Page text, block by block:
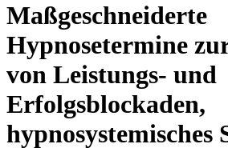
Maßgeschneiderte
Hypnosetermine
von Leistungs- und
Erfolgsblockaden,